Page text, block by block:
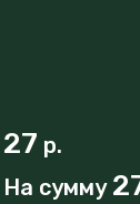
27 р.
На сумму